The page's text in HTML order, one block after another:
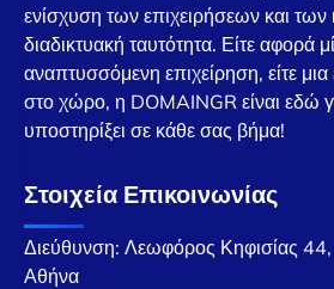
ενίσχυση των επιχειρήσεων και των
διαδικτυακή ταυτότητα. Είτε αφορά
αναπτυσσόμενη επιχείρηση, είτε
στο χώρο, η DOMAINGR είναι εδώ
υποστηρίξει σε κάθε σας βήμα!
Στοιχεία Επικοινωνίας
Διεύθυνση: Λεωφόρος Κηφισίας
Αθήνα